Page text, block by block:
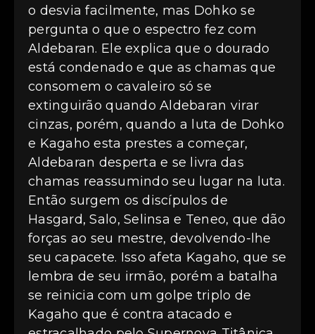
o desvia facilmente, mas Dohko se
pergunta o que o espectro fez com
Aldebaran. Ele explica que o dourado
está condenado e que as chamas que
consomem o cavaleiro só se
extinguirão quando Aldebaran virar
cinzas, porém, quando a luta de Dohko
e Kagaho esta prestes a começar,
Aldebaran desperta e se livra das
chamas reassumindo seu lugar na luta.
Então surgem os discípulos de
Hasgard, Salo, Selinsa e Teneo, que dão
forças ao seu mestre, devolvendo-lhe
seu capacete. Isso afeta Kagaho, que se
lembra de seu irmão, porém a batalha
se reinicia com um golpe triplo de
Kagaho que é contra atacado e